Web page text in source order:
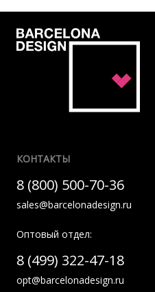
КОНТАКТЫ
8 (800) 500-70-36
sales@barcelonadesign.ru
Оптовый отдел:
8 (499) 322-47-18
opt@barcelonadesign.ru